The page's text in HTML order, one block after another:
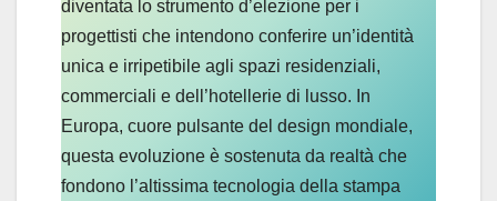
diventata lo strumento d’elezione per i
progettisti che intendono conferire un’identità
unica e irripetibile agli spazi residenziali,
commerciali e dell’hotellerie di lusso. In
Europa, cuore pulsante del design mondiale,
questa evoluzione è sostenuta da realtà che
fondono l’altissima tecnologia della stampa